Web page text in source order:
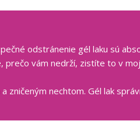
odstránenie gél laku sú
prečo vám nedrží, zistíte to v
zničeným nechtom. Gél lak